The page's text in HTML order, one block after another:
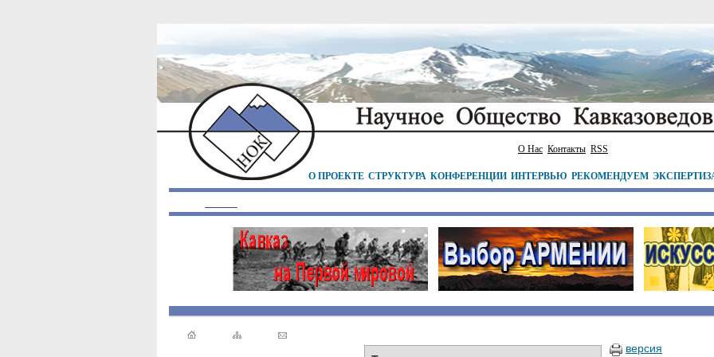
О Нас Контакты RSS
О ПРОЕКТЕ СТРУКТУРА КОНФЕРЕНЦИИ ИНТЕРВЬЮ РЕКОМЕНДУЕМ
версия